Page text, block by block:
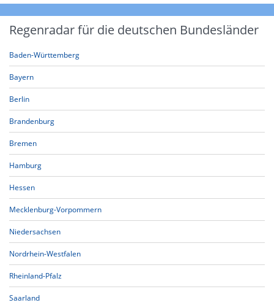
Regenradar für die deutschen Bundesländer
Baden-Württemberg
Bayern
Berlin
Brandenburg
Bremen
Hamburg
Hessen
Mecklenburg-Vorpommern
Niedersachsen
Nordrhein-Westfalen
Rheinland-Pfalz
Saarland